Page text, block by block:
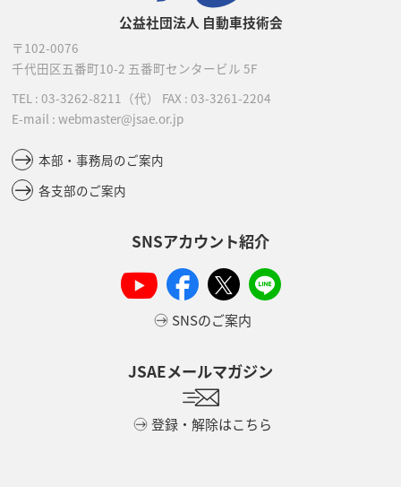
公益社団法人 自動車技術会
〒102-0076
千代田区五番町10-2 五番町センタービル 5F
TEL : 03-3262-8211 （代） FAX : 03-3261-2204
E-mail : webmaster@jsae.or.jp
本部・事務局のご案内
各支部のご案内
SNSアカウント紹介
SNSのご案内
JSAEメールマガジン
登録・解除はこちら